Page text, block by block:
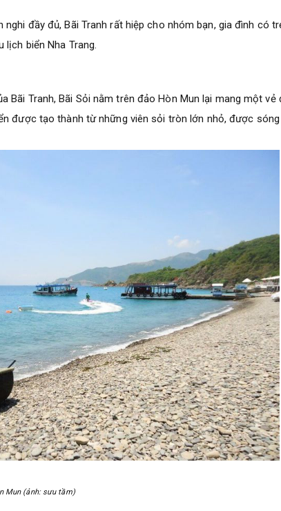
nghi đầy đủ, Bãi Tranh rất hiệp cho nhóm bạn, gia đình có
lịch biển Nha Trang.
Bãi Tranh, Bãi Sỏi nằm trên đảo Hòn Mun lại mang một vẻ
được tạo thành từ những viên sỏi tròn lớn nhỏ, được sóng
Mun (ảnh: sưu tầm)